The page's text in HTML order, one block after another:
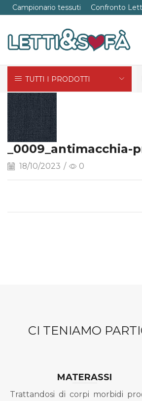
Campionario tessuti Confronto
TUTTI I PRODOTTI
_0009_antimacchia-
18/10/2023 / 0
CI TENIAMO
MATERASSI
Trattandosi di corpi morbidi